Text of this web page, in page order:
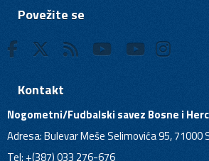
Povežite se
Kontakt
Nogometni/Fudbalski savez Bosne i
Adresa: Bulevar Meše Selimovića 95, 71000
Tel: +(387) 033 276-676